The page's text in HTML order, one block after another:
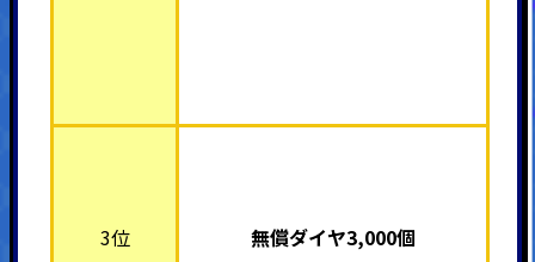
3位 無償ダイヤ3,000個